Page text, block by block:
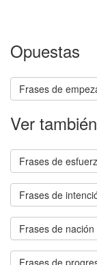
Opuestas
Frases de
Ver también
Frases de
Frases de
Frases de nación
Frases de